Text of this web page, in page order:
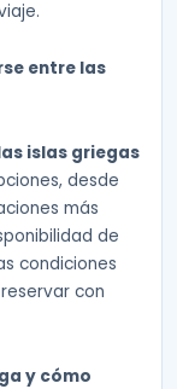
entre las
islas griegas
desde
más
de
condiciones
con
y cómo